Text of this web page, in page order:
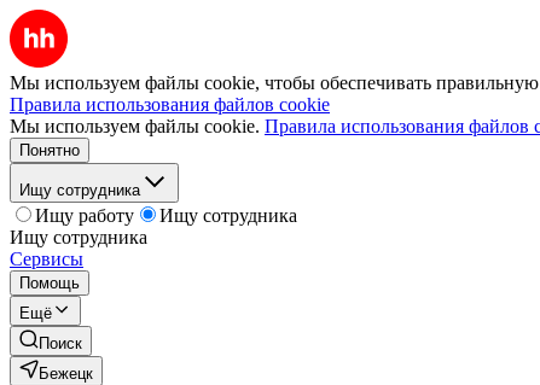
Мы используем файлы cookie, чтобы обеспечивать правильную
Правила использования файлов cookie
Мы используем файлы cookie. Правила использования файлов
Понятно
Ищу сотрудника
Ищу работу
Ищу сотрудника
Ищу сотрудника
Сервисы
Помощь
Ещё
Поиск
Бежецк